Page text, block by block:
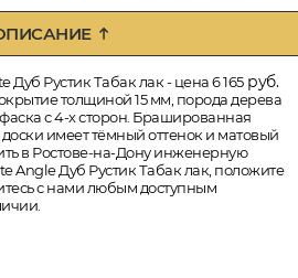
Рустик Табак лак - цена 6 165руб.
толщиной 15 мм, порода дерева
с 4-х сторон. Брашированная
имеет тёмный оттенок и матовый
в Ростове-на-Дону инженерную
Angle Дуб Рустик Табак лак, положите
с нами любым доступным